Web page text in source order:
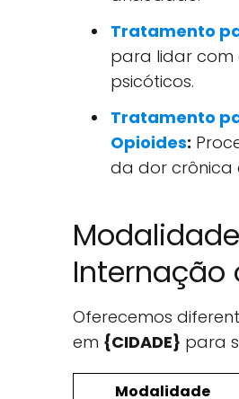
Tratamento
para lidar com
psicóticos.
Tratamento
Opioides:
da dor crônica
Internação
Oferecemos
em {CIDADE} para
Modalidade